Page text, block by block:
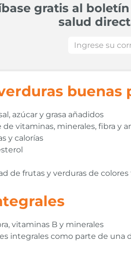
gratis al
salud
buenas
azúcar y grasa añadidos
vitaminas, minerales, fibra y
y calorías
de frutas y verduras de colores
vitaminas B y minerales
integrales como parte de una